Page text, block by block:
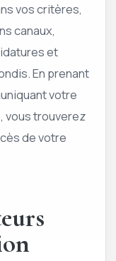
vos critères,
canaux,
et
En prenant
votre
vous trouverez
de votre